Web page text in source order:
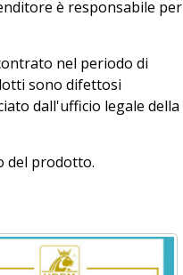
è responsabile per
nel periodo di
sono difettosi
dall'ufficio legale della
del prodotto.